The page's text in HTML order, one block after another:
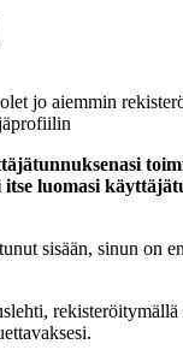
jo aiemmin
itse luomasi
sisään, sinun on